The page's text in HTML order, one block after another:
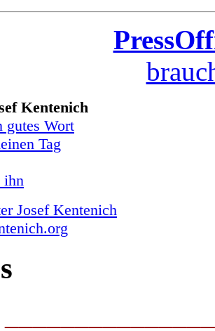
Kentenich
gutes Wort
Tag
ihn
Josef Kentenich